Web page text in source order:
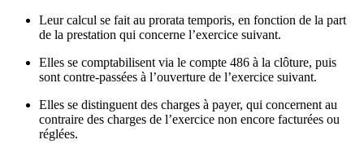
Leur calcul se fait au prorata temporis, en fonction de la part
de la prestation qui concerne l’exercice suivant.
Elles se comptabilisent via le compte 486 à la clôture, puis
sont contre-passées à l’ouverture de l’exercice suivant.
Elles se distinguent des charges à payer, qui concernent au
contraire des charges de l’exercice non encore facturées ou
réglées.